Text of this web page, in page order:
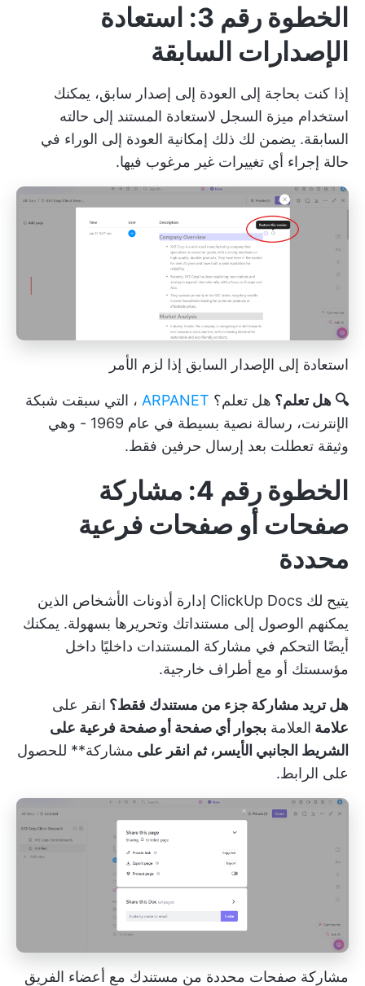
الخطوة رقم 3: استعادة
الإصدارات السابقة
إذا كنت بحاجة إلى العودة إلى إصدار سابق، يمكنك
استخدام ميزة السجل لاستعادة المستند إلى حالته
السابقة. يضمن لك ذلك إمكانية العودة إلى الوراء في
حالة إجراء أي تغييرات غير مرغوب فيها.
استعادة إلى الإصدار السابق إذا لزم الأمر
🔍 هل تعلم؟ هل تعلم؟ ARPANET ، التي سبقت شبكة
الإنترنت، رسالة نصية بسيطة في عام 1969 - وهي
وثيقة تعطلت بعد إرسال حرفين فقط.
الخطوة رقم 4: مشاركة
صفحات أو صفحات فرعية
محددة
يتيح لك ClickUp Docs إدارة أذونات الأشخاص الذين
يمكنهم الوصول إلى مستنداتك وتحريرها بسهولة. يمكنك
أيضًا التحكم في مشاركة المستندات داخليًا داخل
مؤسستك أو مع أطراف خارجية.
هل تريد مشاركة جزء من مستندك فقط؟ انقر على
علامة العلامة بجوار أي صفحة أو صفحة فرعية على
الشريط الجانبي الأيسر، ثم انقر على مشاركة** للحصول
على الرابط.
مشاركة صفحات محددة من مستندك مع أعضاء الفريق